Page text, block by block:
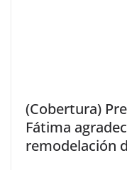
(Cobertura)
Fátima
remodelación